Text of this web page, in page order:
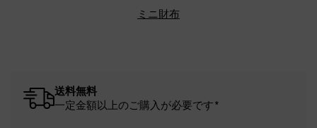
ミニ財布
送料無料
一定金額以上のご購入が必要です*